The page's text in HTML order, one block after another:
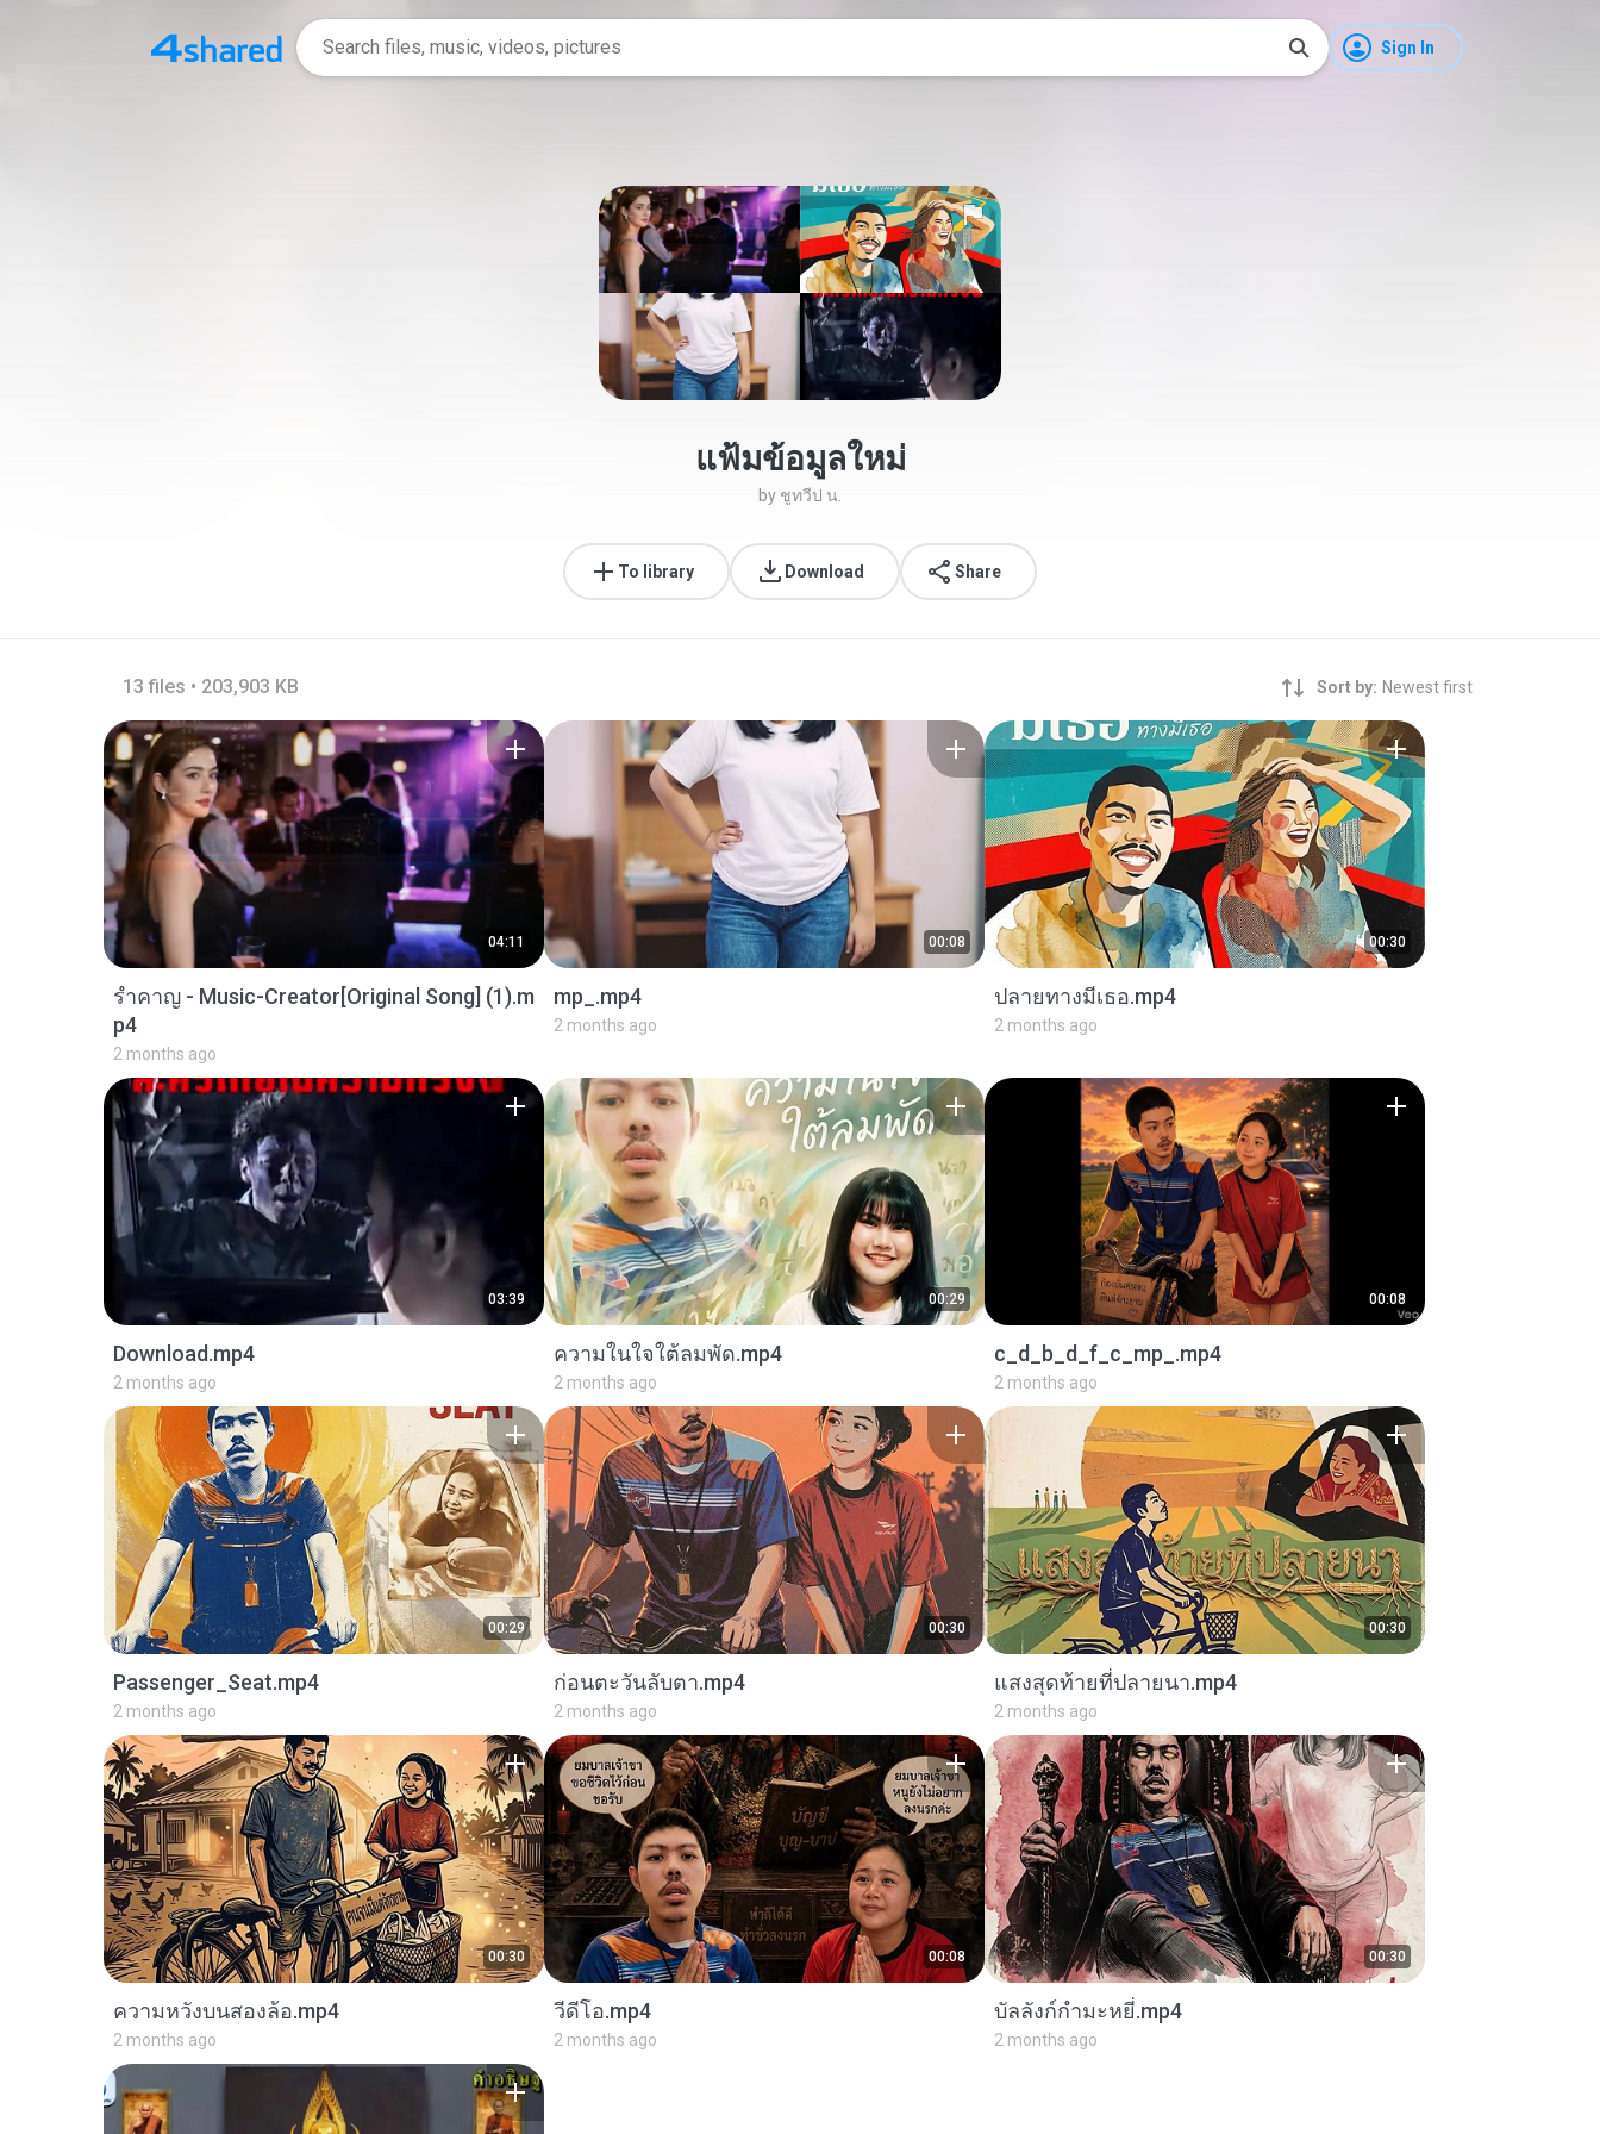
Sign In
แฟ้มข้อมูลใหม่
by ชูทวีป น.
To library Download Share
13 files • 203,903 KB Sort by: Newest first
04:11
รำคาญ - Music-Creator[Original Song] (1).m
p4
2 months ago
00:08
mp_.mp4
2 months ago
00:30
ปลายทางมีเธอ.mp4
2 months ago
03:39
Download.mp4
2 months ago
00:29
ความในใจใต้ลมพัด.mp4
2 months ago
00:08
c_d_b_d_f_c_mp_.mp4
2 months ago
00:29
Passenger_Seat.mp4
2 months ago
00:30
ก่อนตะวันลับตา.mp4
2 months ago
00:30
แสงสุดท้ายที่ปลายนา.mp4
2 months ago
00:30
ความหวังบนสองล้อ.mp4
2 months ago
00:08
วีดีโอ.mp4
2 months ago
00:30
บัลลังก์กำมะหยี่.mp4
2 months ago